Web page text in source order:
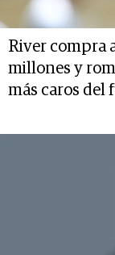
River compra
millones y
más caros del